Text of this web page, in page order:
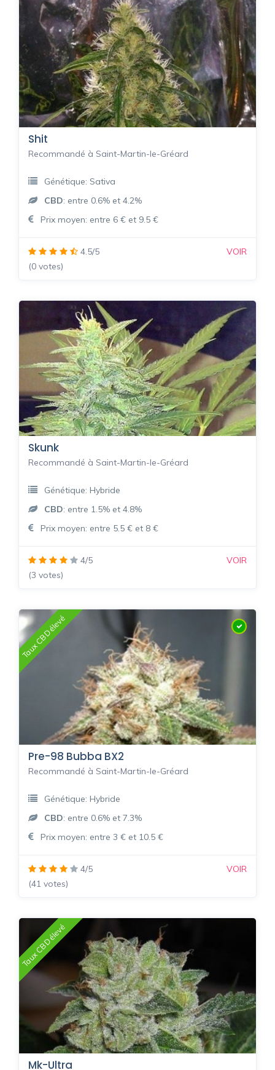
Shit
Recommandé à Saint-Martin-le-Gréard
Génétique: Sativa
CBD: entre 0.6% et 4.2%
Prix moyen: entre 6 € et 9.5 €
4.5/5
(0 votes)
VOIR
Skunk
Recommandé à Saint-Martin-le-Gréard
Génétique: Hybride
CBD: entre 1.5% et 4.8%
Prix moyen: entre 5.5 € et 8 €
4/5
(3 votes)
VOIR
Taux CBD élevé
Pre-98 Bubba BX2
Recommandé à Saint-Martin-le-Gréard
Génétique: Hybride
CBD: entre 0.6% et 7.3%
Prix moyen: entre 3 € et 10.5 €
4/5
(41 votes)
VOIR
Taux CBD élevé
Mk-Ultra